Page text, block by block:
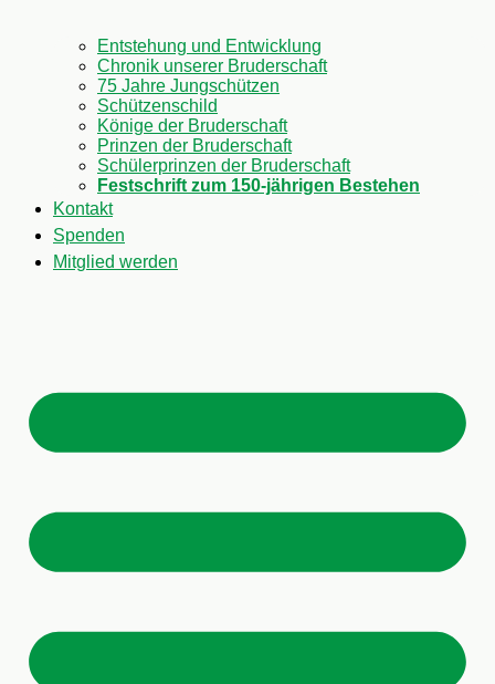
Entstehung und Entwicklung
Chronik unserer Bruderschaft
75 Jahre Jungschützen
Schützenschild
Könige der Bruderschaft
Prinzen der Bruderschaft
Schülerprinzen der Bruderschaft
Festschrift zum 150-jährigen Bestehen
Kontakt
Spenden
Mitglied werden